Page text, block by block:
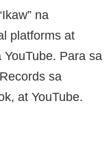
na
platforms at
Para sa
sa
at YouTube.